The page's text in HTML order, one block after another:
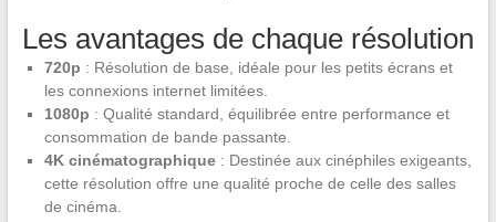
Les avantages de chaque résolution
720p : Résolution de base, idéale pour les petits écrans et
les connexions internet limitées.
1080p : Qualité standard, équilibrée entre performance et
consommation de bande passante.
4K cinématographique: Destinée aux cinéphiles exigeants,
cette résolution offre une qualité proche de celle des salles
de cinéma.